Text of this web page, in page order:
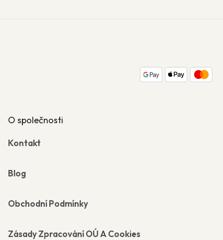
O společnosti
Kontakt
Blog
Obchodní Podmínky
Zásady Zpracování OÚ A Cookies